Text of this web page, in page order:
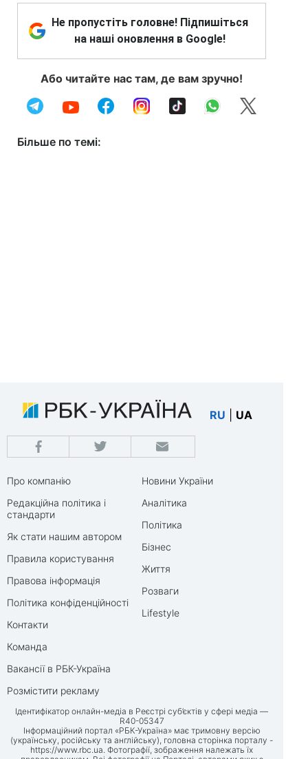
Не пропустіть головне! Підпишіться
на наші оновлення в Google!
Або читайте нас там, де вам зручно!
Більше по темі:
RU UA
Про компанію
Редакційна політика і
стандарти
Як стати нашим автором
Правила користування
Правова інформація
Політика конфіденційності
Контакти
Команда
Вакансії в РБК-Україна
Розмістити рекламу
Новини України
Аналітика
Політика
Бізнес
Життя
Розваги
Lifestyle
Ідентифікатор онлайн-медіа в Реєстрі суб’єктів у сфері медіа —
R40-05347
Інформаційний портал «РБК-Україна» має тримовну версію
(українську, російську та англійську), головна сторінка порталу -
https://www.rbc.ua. Фотографії, зображення належать їх